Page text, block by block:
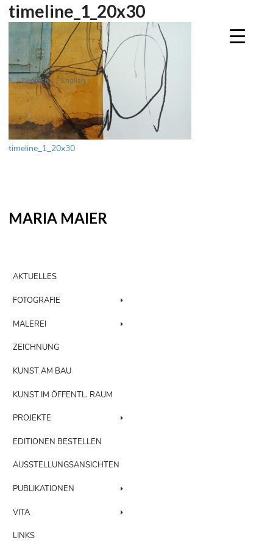
Deutsch English
timeline_1_20x30
Beitragsnavigation
timeline_1_20x30
MARIA MAIER
AKTUELLES
FOTOGRAFIE
MALEREI
ZEICHNUNG
KUNST AM BAU
KUNST IM ÖFFENTL. RAUM
PROJEKTE
EDITIONEN BESTELLEN
AUSSTELLUNGSANSICHTEN
PUBLIKATIONEN
VITA
LINKS